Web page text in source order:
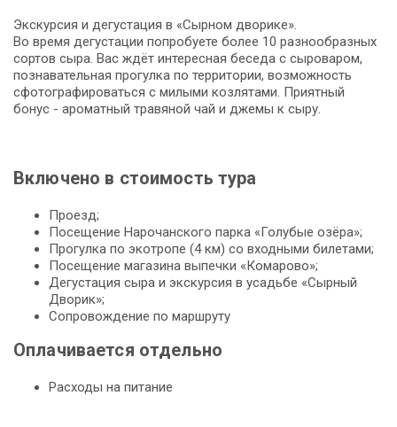
Экскурсия и дегустация в «Сырном дворике».
Во время дегустации попробуете более 10 разнообразных
сортов сыра. Вас ждёт интересная беседа с сыроваром,
познавательная прогулка по территории, возможность
сфотографироваться с милыми козлятами. Приятный
бонус - ароматный травяной чай и джемы к сыру.
Включено в стоимость тура
Проезд;
Посещение Нарочанского парка «Голубые озёра»;
Прогулка по экотропе (4 км) со входными билетами;
Посещение магазина выпечки «Комарово»;
Дегустация сыра и экскурсия в усадьбе «Сырный
Дворик»;
Сопровождение по маршруту
Оплачивается отдельно
Расходы на питание